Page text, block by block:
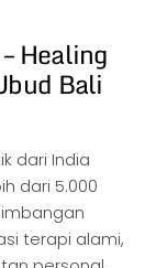
Healing
Bali
dari India
dari 5.000
terapi alami,